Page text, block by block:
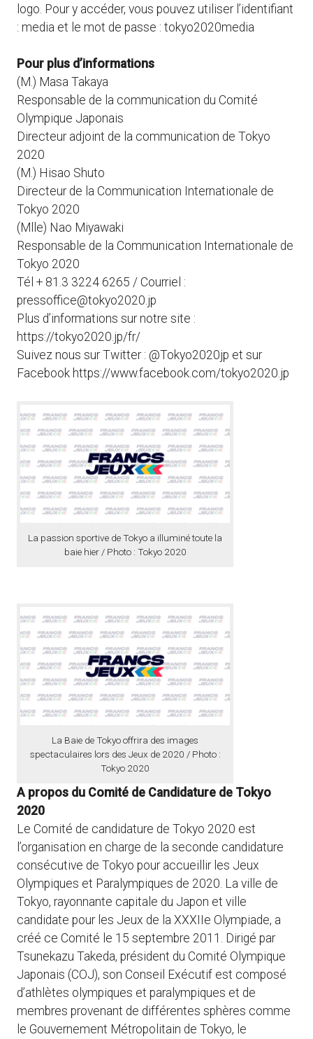
logo. Pour y accéder, vous pouvez utiliser l’identifiant
: media et le mot de passe : tokyo2020media
Pour plus d’informations
(M.) Masa Takaya
Responsable de la communication du Comité
Olympique Japonais
Directeur adjoint de la communication de Tokyo
2020
(M.) Hisao Shuto
Directeur de la Communication Internationale de
Tokyo 2020
(Mlle) Nao Miyawaki
Responsable de la Communication Internationale de
Tokyo 2020
Tél + 81.3 3224 6265 / Courriel :
pressoffice@tokyo2020.jp
Plus d’informations sur notre site :
https://tokyo2020.jp/fr/
Suivez nous sur Twitter : @Tokyo2020jp et sur
Facebook https://www.facebook.com/tokyo2020.jp
La passion sportive de Tokyo a illuminé toute la
baie hier / Photo : Tokyo 2020
La Baie de Tokyo offrira des images
spectaculaires lors des Jeux de 2020 / Photo :
Tokyo 2020
A propos du Comité de Candidature de Tokyo
2020
Le Comité de candidature de Tokyo 2020 est
l’organisation en charge de la seconde candidature
consécutive de Tokyo pour accueillir les Jeux
Olympiques et Paralympiques de 2020. La ville de
Tokyo, rayonnante capitale du Japon et ville
candidate pour les Jeux de la XXXIIe Olympiade, a
créé ce Comité le 15 septembre 2011. Dirigé par
Tsunekazu Takeda, président du Comité Olympique
Japonais (COJ), son Conseil Exécutif est composé
d’athlètes olympiques et paralympiques et de
membres provenant de différentes sphères comme
le Gouvernement Métropolitain de Tokyo, le